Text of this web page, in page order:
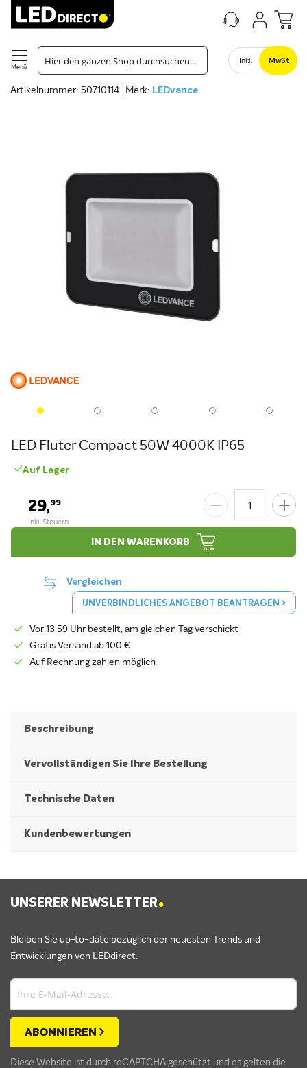
Menü
Inkl. MwSt
Artikelnummer: 50710114 Merk: LEDvance
LED Fluter Compact 50W 4000K IP65
Auf Lager
29,99
IN DEN WARENKORB
Vergleichen
UNVERBINDLICHES ANGEBOT BEANTRAGEN >
Vor 13.59 Uhr bestellt, am gleichen Tag verschickt
Gratis Versand ab 100 €
Auf Rechnung zahlen möglich
Beschreibung
Vervollständigen Sie Ihre Bestellung
Technische Daten
Kundenbewertungen
UNSERER NEWSLETTER.
Bleiben Sie up-to-date bezüglich der neuesten Trends und
Entwicklungen von LEDdirect.
ABONNIEREN
Diese Website ist durch reCAPTCHA geschützt und es gelten die